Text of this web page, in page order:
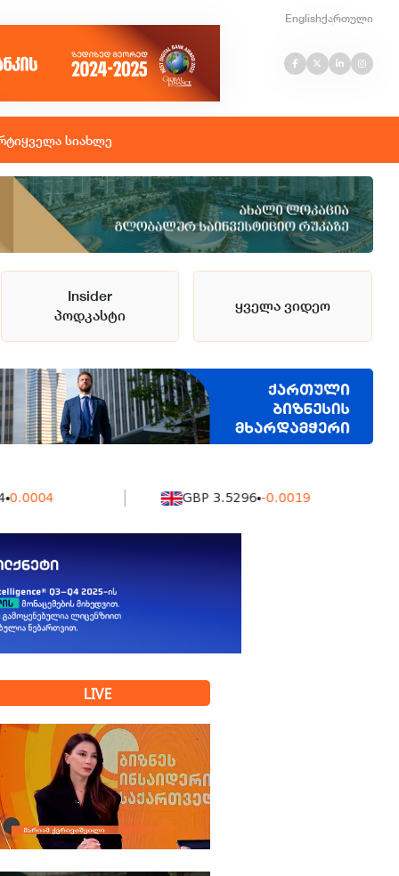
Englishქართული
ყველა სიახლე
Insider
პოდკასტი
ყველა ვიდეო
GBP 3.5296 -0.0019
LIVE